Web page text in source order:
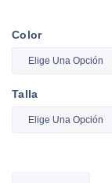
Color
Talla